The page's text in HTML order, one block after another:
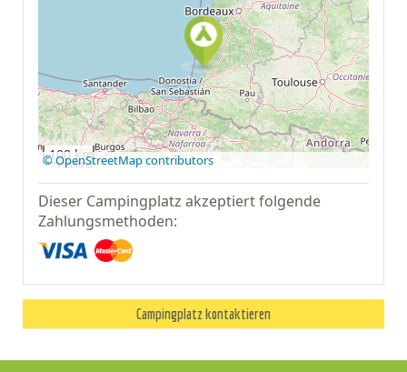
Auf Google Maps
anzeigen
100 km
© OpenStreetMap contributors
Dieser Campingplatz akzeptiert folgende
Zahlungsmethoden:
Campingplatz kontaktieren